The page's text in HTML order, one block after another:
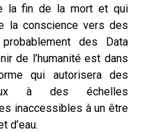
la fin de la mort et qui
la conscience vers des
des Data
de l’humanité est dans
qui autorisera des
à des échelles
inaccessibles à un être
d’eau.